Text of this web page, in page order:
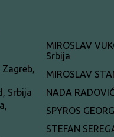
MIROSLAV
Srbija
Zagreb,
MIROSLAV
Srbija
NADA
SPYROS
STEFAN